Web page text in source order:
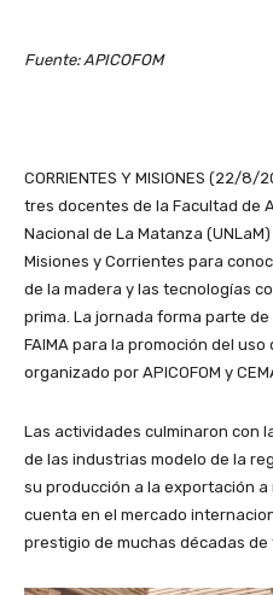
Fuente: APICOFOM
CORRIENTES Y MISIONES (22/
tres docentes de la Facultad de
Nacional de La Matanza
Misiones y Corrientes para
de la madera y las tecnologías
prima. La jornada forma parte
FAIMA para la promoción del
organizado por APICOFOM y
Las actividades culminaron con
de las industrias modelo de la
su producción a la exportación
cuenta en el mercado
prestigio de muchas décadas